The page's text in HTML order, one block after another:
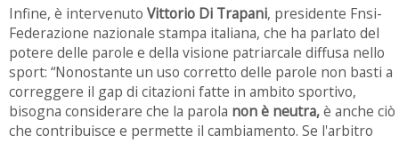
Infine, è intervenuto Vittorio Di Trapani, presidente Fnsi-
Federazione nazionale stampa italiana, che ha parlato del
potere delle parole e della visione patriarcale diffusa nello
sport: “Nonostante un uso corretto delle parole non basti a
correggere il gap di citazioni fatte in ambito sportivo,
bisogna considerare che la parola non è neutra,è anche ciò
che contribuisce e permette il cambiamento. Se l'arbitro